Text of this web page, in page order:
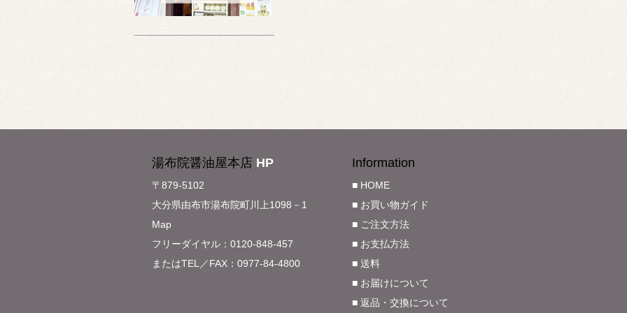
湯布院醤油屋本店 HP
〒879-5102
大分県由布市湯布院町川上1098－1
Map
フリーダイヤル：0120-848-457
またはTEL／FAX：0977-84-4800
Information
■ HOME
■ お買い物ガイド
■ ご注文方法
■ お支払方法
■ 送料
■ お届けについて
■ 返品・交換について